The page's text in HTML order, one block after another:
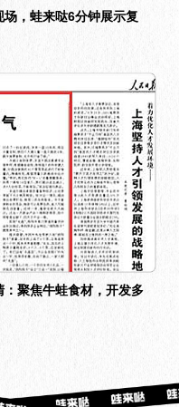
，蛙来哒6分钟展示复
：聚焦牛蛙食材，开发多